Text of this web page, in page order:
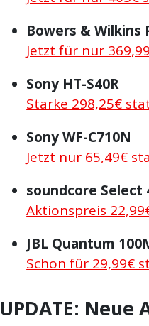
Bowers & Wilkins
Jetzt für nur
Sony HT-S40R
Starke 298,25€
Sony WF-C710N
Jetzt nur 65,49€
soundcore Select
Aktionspreis
JBL Quantum
Schon für 29,99€
UPDATE: Neue